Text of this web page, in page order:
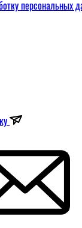
персональных